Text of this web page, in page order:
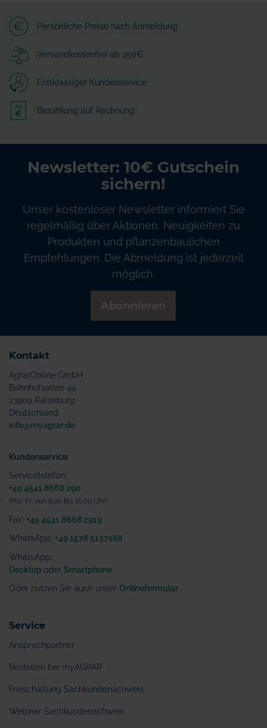
Persönliche Preise nach Anmeldung
Versandkostenfrei ab 250€
Erstklassiger Kundenservice
Bezahlung auf Rechnung
Newsletter: 10€ Gutschein
sichern!
Unser kostenloser Newsletter informiert Sie
regelmäßig über Aktionen, Neuigkeiten zu
Produkten und pflanzenbaulichen
Empfehlungen. Die Abmeldung ist jederzeit
möglich.
Kontakt
AgrarOnline GmbH
Bahnhofsallee 44
23909 Ratzeburg
Deutschland
info@myagrar.de
Kundenservice:
Servicetelefon:
+49 4541 8668 290
(Mo.-Fr. von 8.00 bis 16.00 Uhr)
Fax: +49 4541 8668 2919
WhatsApp: +49 1578 5137188
WhatsApp:
Desktop oder Smartphone
Oder nutzen Sie auch unser Onlineformular
Service
Ansprechpartner
Bestellen bei myAGRAR
Freischaltung Sachkundenachweis
Webinar Sachkundenachweis